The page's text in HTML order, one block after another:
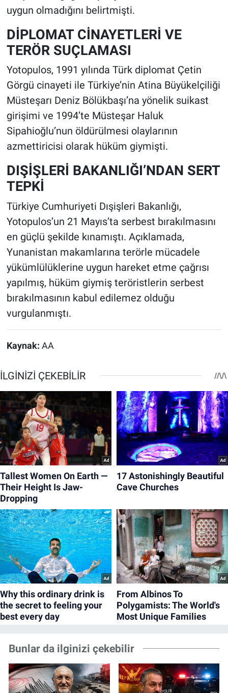
uygun olmadığını belirtmişti.
DİPLOMAT CİNAYETLERİ VE
TERÖR SUÇLAMASI
Yotopulos, 1991 yılında Türk diplomat Çetin
Görgü cinayeti ile Türkiye’nin Atina Büyükelçiliği
Müsteşarı Deniz Bölükbaşı’na yönelik suikast
girişimi ve 1994’te Müsteşar Haluk
Sipahioğlu’nun öldürülmesi olaylarının
azmettiricisi olarak hüküm giymişti.
DIŞİŞLERİ BAKANLIĞI’NDAN SERT
TEPKİ
Türkiye Cumhuriyeti Dışişleri Bakanlığı,
Yotopulos’un 21 Mayıs’ta serbest bırakılmasını
en güçlü şekilde kınamıştı. Açıklamada,
Yunanistan makamlarına terörle mücadele
yükümlülüklerine uygun hareket etme çağrısı
yapılmış, hüküm giymiş teröristlerin serbest
bırakılmasının kabul edilemez olduğu
vurgulanmıştı.
Kaynak: AA
Bunlar da ilginizi çekebilir